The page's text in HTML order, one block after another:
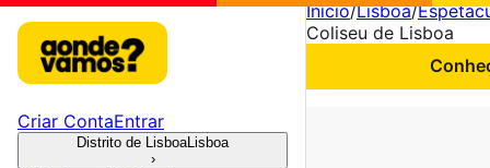
Início/Lisboa/
Coliseu de Lisboa
Criar ContaEntrar
Distrito de LisboaLisboa
›